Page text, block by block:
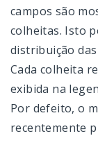
campos são
colheitas. Isto
distribuição
Cada colheita
exibida na
Por defeito, o
recentemente